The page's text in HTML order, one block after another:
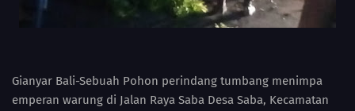
Gianyar Bali-Sebuah Pohon perindang tumbang menimpa
emperan warung di Jalan Raya Saba Desa Saba, Kecamatan